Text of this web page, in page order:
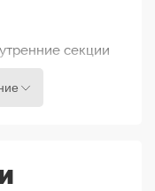
секции
поворот на
два